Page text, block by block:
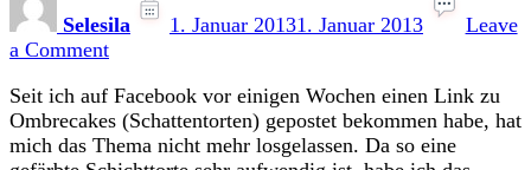
Selesila 1. Januar 20131. Januar 2013
Leave
a Commenton
ein
Tortentrend
Seit ich auf Facebook vor einigen Wochen einen Link zu
Ombrecakes (Schattentorten) gepostet bekommen habe, hat
mich das Thema nicht mehr losgelassen. Da so eine